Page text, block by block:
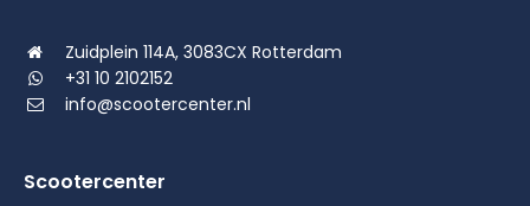
Zuidplein 114A, 3083CX Rotterdam
+31 10 2102152
info@scootercenter.nl
Scootercenter